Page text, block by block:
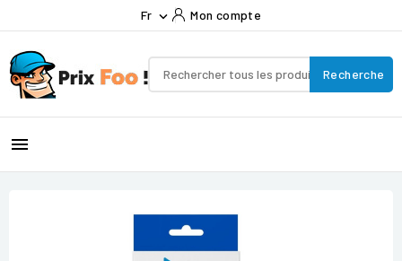
Fr  Mon compte
Recherche
